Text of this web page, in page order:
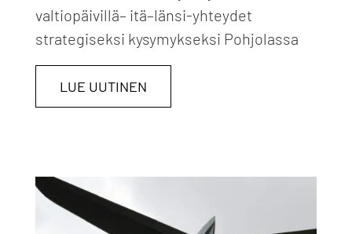
valtiopäivillä– itä–länsi-yhteydet
strategiseksi kysymykseksi Pohjolassa
LUE UUTINEN